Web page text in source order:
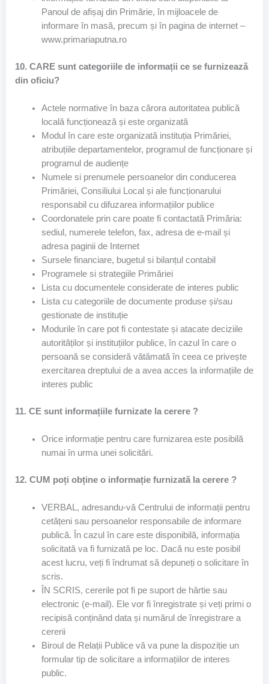
Panoul de afișaj din Primărie, în mijloacele de
informare în masă, precum și în pagina de internet –
www.primariaputna.ro
10. CARE sunt categoriile de informații ce se furnizează
din oficiu?
Actele normative în baza cărora autoritatea publică
locală funcționează și este organizată
Modul în care este organizată instituția Primăriei,
atribuțiile departamentelor, programul de funcționare și
programul de audiențe
Numele si prenumele persoanelor din conducerea
Primăriei, Consiliului Local și ale funcționarului
responsabil cu difuzarea informațiilor publice
Coordonatele prin care poate fi contactată Primăria:
sediul, numerele telefon, fax, adresa de e-mail și
adresa paginii de Internet
Sursele financiare, bugetul si bilanțul contabil
Programele si strategiile Primăriei
Lista cu documentele considerate de interes public
Lista cu categoriile de documente produse și/sau
gestionate de instituție
Modurile în care pot fi contestate și atacate deciziile
autorităților și instituțiilor publice, în cazul în care o
persoană se consideră vătămată în ceea ce privește
exercitarea dreptului de a avea acces la informațiile de
interes public
11. CE sunt informațiile furnizate la cerere ?
Orice informație pentru care furnizarea este posibilă
numai în urma unei solicitări.
12. CUM poți obține o informație furnizată la cerere ?
VERBAL, adresandu-vă Centrului de informații pentru
cetățeni sau persoanelor responsabile de informare
publică. În cazul în care este disponibilă, informația
solicitată va fi furnizată pe loc. Dacă nu este posibil
acest lucru, veți fi îndrumat să depuneți o solicitare în
scris.
ÎN SCRIS, cererile pot fi pe suport de hârtie sau
electronic (e-mail). Ele vor fi înregistrate și veți primi o
recipisă conținând data și numărul de înregistrare a
cererii
Biroul de Relații Publice vă va pune la dispoziție un
formular tip de solicitare a informațiilor de interes
public.